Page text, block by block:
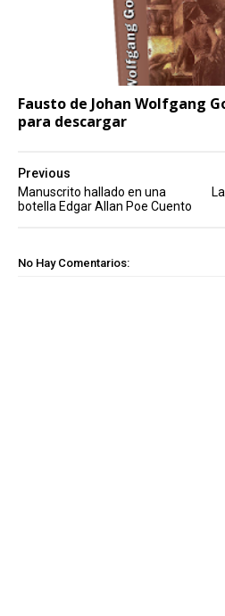
Fausto de Johan Wolfgang
para descargar
Previous
Manuscrito hallado en una
botella Edgar Allan Poe Cuento
No Hay Comentarios: